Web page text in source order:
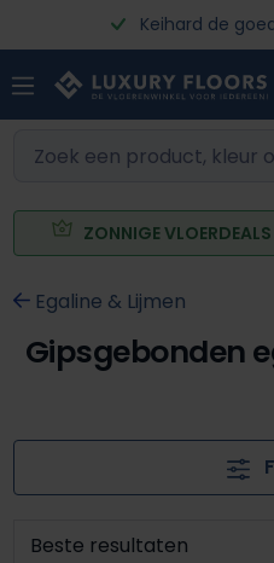
Ga naar de hoofdinhoud
Keihard de
ZONNIGE
Egaline & Lijmen
Gipsgebonden